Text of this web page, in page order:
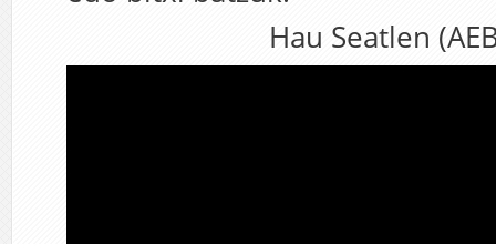
Hau Seatlen